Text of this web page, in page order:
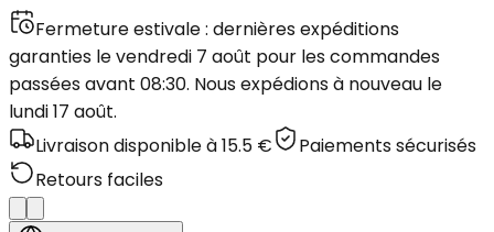
Fermeture estivale : dernières expéditions
garanties le vendredi 7 août pour les commandes
passées avant 08:30. Nous expédions à nouveau le
lundi 17 août.
Livraison disponible à 15.5 €
Paiements sécurisés
Retours faciles